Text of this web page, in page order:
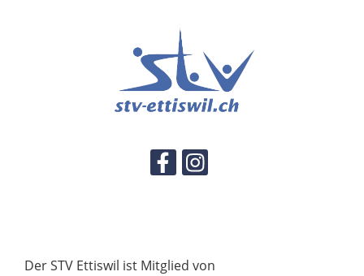
Der STV Ettiswil ist Mitglied von